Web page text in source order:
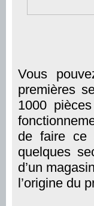
Vous
premières
1000
de faire ce
quelques
d’un
l’origine du